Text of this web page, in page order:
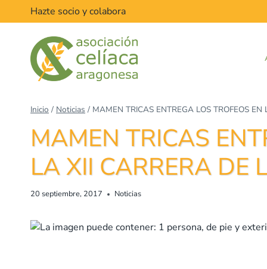
al
Hazte socio y colabora
Inicio / Noticias / MAMEN TRICAS ENTREGA LOS TROFEOS
MAMEN TRICAS
LA XII CARRERA DE
20 septiembre, 2017 Noticias